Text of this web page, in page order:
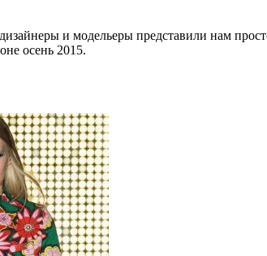
и модельеры представили нам
осень 2015.